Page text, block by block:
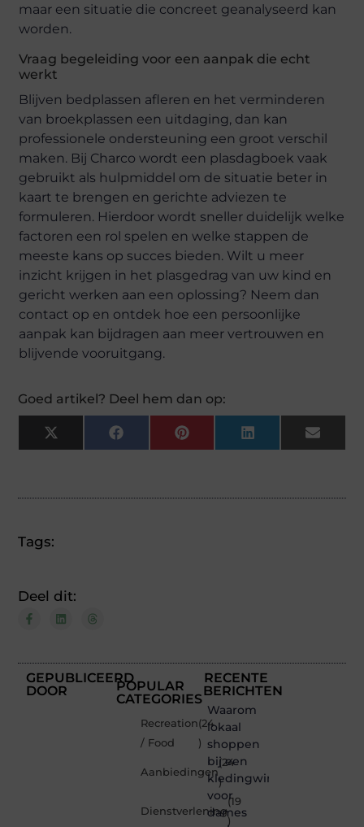
maar een situatie die concreet geanalyseerd kan
worden.
Vraag begeleiding voor een aanpak die echt
werkt
Blijven bedplassen afleren en het verminderen
van broekplassen een uitdaging, dan kan
professionele ondersteuning een groot verschil
maken. Bij Charco wordt een plasdagboek vaak
gebruikt als hulpmiddel om de situatie beter in
kaart te brengen en gerichte adviezen te
formuleren. Hierdoor wordt sneller duidelijk welke
factoren een rol spelen en welke stappen de
meeste kans op succes bieden. Wilt u meer
inzicht krijgen in het plasgedrag van uw kind en
gericht werken aan een oplossing? Neem dan
contact op en ontdek hoe een persoonlijke
aanpak kan bijdragen aan meer vertrouwen en
blijvende vooruitgang.
Goed artikel? Deel hem dan op:
X
(Twitter)
FacebookPinterestLinkedInEmail
Tags:
Deel dit:
GEPUBLICEERD
DOOR
POPULAR
CATEGORIES
Recreation
/ Food
(24
)
Aanbiedingen
(24
)
Dienstverlening
(19
)
RECENTE
BERICHTEN
Waarom
lokaal
shoppen
bij een
kledingwinkel
voor
dames